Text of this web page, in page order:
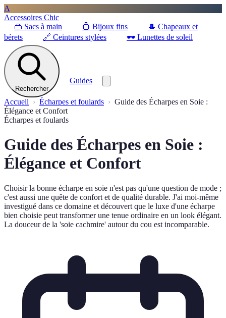
A
Accessoires Chic
👜 Sacs à main 💍 Bijoux fins 🎩 Chapeaux et
bérets
🔗 Ceintures stylées 🕶️ Lunettes de soleil
Rechercher
Guides
Accueil Écharpes et foulards
Guide des Écharpes en Soie :
Élégance et Confort
Écharpes et foulards
Guide des Écharpes en Soie :
Élégance et Confort
Choisir la bonne écharpe en soie n'est pas qu'une question de mode ;
c'est aussi une quête de confort et de qualité durable. J'ai moi-même
investigué dans ce domaine et découvert que le luxe d'une écharpe
bien choisie peut transformer une tenue ordinaire en un look élégant.
La douceur de la 'soie cachmire' autour du cou est incomparable.